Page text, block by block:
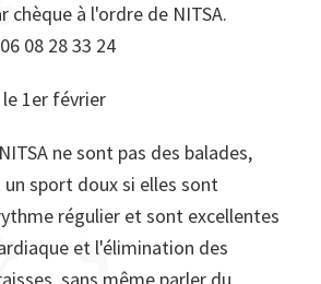
chèque à l'ordre de NITSA.
08 28 33 24
1er février
ne sont pas des balades,
sport doux si elles sont
régulier et sont excellentes
et l'élimination des